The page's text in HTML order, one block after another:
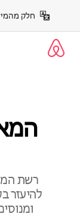
חלק
רשת
להיעזר